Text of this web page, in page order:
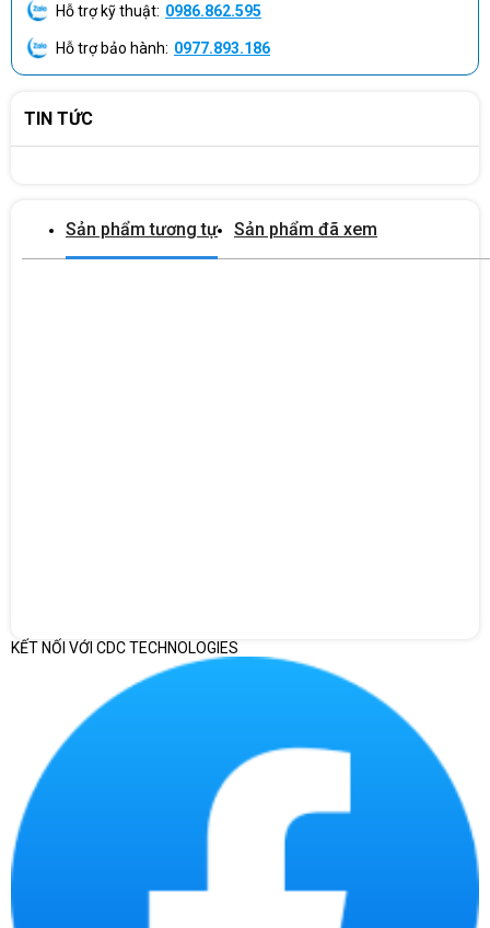
Đa dạng cổng kết nối
USB: 4 USB 2.0 , 4 USB 3.2 , 1 RJ-45; 01 HDMI 1.4 Port, 01 Display
Port 1.4; 1 VGA ; 1 UAJ (Universial Audio Jack); 1 Line-out; 2 khe
Liên hệ với chúng tôi để nhận báo giá sản phẩm này sớm nhất
Hỗ trợ kỹ thuật: 0986.862.595
Hỗ trợ bảo hành: 0977.893.186
TIN TỨC
Sản phẩm tương tự Sản phẩm đã xem
KẾT NỐI VỚI CDC TECHNOLOGIES